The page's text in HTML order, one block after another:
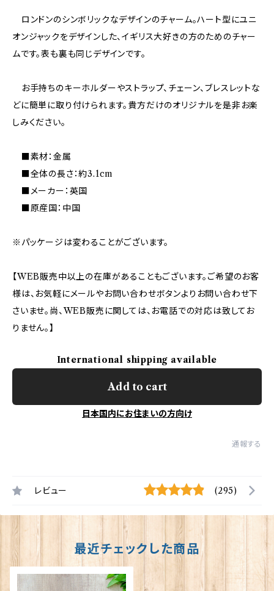
ロンドンのシンボリックなデザインのチャーム。ハート型にユニ
オンジャックをデザインした、イギリス大好きの方のためのチャー
ムです。表も裏も同じデザインです。
お手持ちのキーホルダーやストラップ、チェーン、ブレスレットな
どに簡単に取り付けられます。貴方だけのオリジナルを是非お楽
しみください。
■素材：金属
■全体の長さ：約3.1cm
■メーカー：英国
■原産国：中国
※パッケージは変わることがございます。
【WEB販売中以上の在庫があることもございます。ご希望のお客
様は、お気軽にメールやお問い合わせボタンよりお問い合わせ下
さいませ。尚、WEB販売に関しては、お電話での対応は致してお
りません。】
International shipping available
Add to cart
日本国内にお住まいの方向け
通報する
レビュー (295)
最近チェックした商品